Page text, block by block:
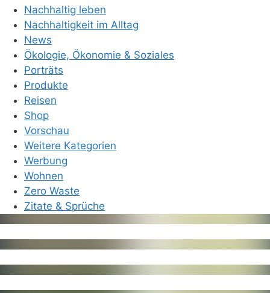
Nachhaltig leben
Nachhaltigkeit im Alltag
News
Ökologie, Ökonomie & Soziales
Porträts
Produkte
Reisen
Shop
Vorschau
Weitere Kategorien
Werbung
Wohnen
Zero Waste
Zitate & Sprüche